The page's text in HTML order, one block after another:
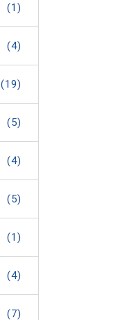
(1)
(4)
(19)
(5)
(4)
(5)
(1)
(4)
(7)